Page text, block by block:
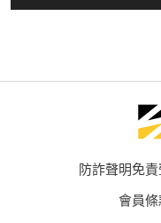
防詐聲明免
會員